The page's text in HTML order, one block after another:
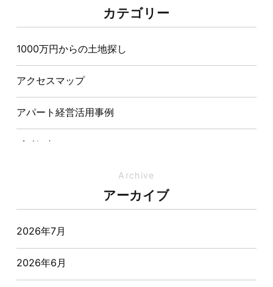
夏の熱中症対策は家づくりから。屋根・壁・基礎の構
造が快適さをつくる理由
【埼玉県経営品質知事賞】大野知事へ受賞のご報告と
表敬訪問を行いました
カテゴリー
1000万円からの土地探し
アクセスマップ
アパート経営活用事例
イベント
オーナー様からの質問
おすすめ物件
お客様インタビュー
Archive
アーカイブ
2026年7月
2026年6月